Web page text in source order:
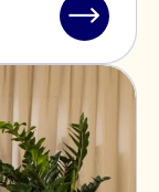
Lire
l'article
"Bakano"